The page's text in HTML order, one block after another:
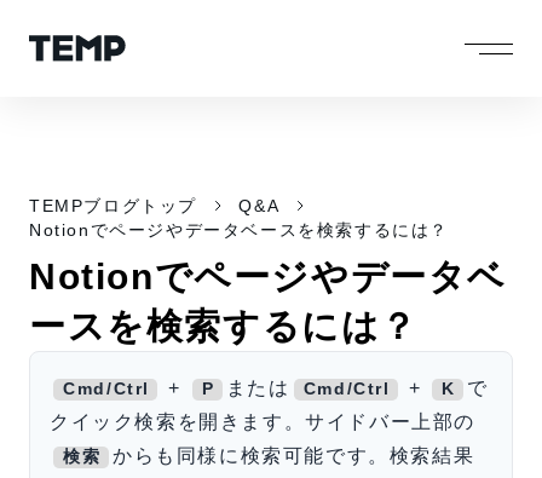
TEMPブログトップ
Q&A
Notionでページやデータベースを検索するには？
Notionでページやデータベ
ースを検索するには？
Cmd/Ctrl + P または Cmd/Ctrl + K
で
クイック検索を開きます。サイドバー上部の
検索
からも同様に検索可能です。検索結果